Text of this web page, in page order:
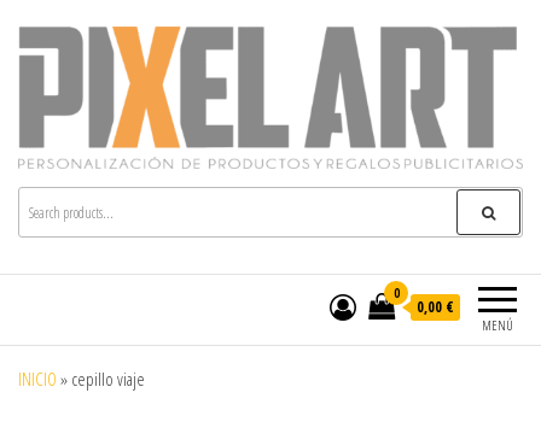
Pixelart
Especialistas en textil publicitario y regalos
personalizados en móstoles
MENÚ
0
0,00 €
INICIO » cepillo viaje